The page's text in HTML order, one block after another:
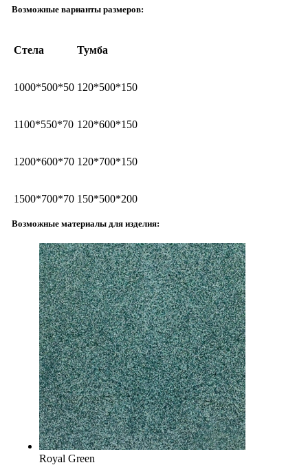
Возможные варианты размеров:
Стела Тумба
1000*500*50 120*500*150
1100*550*70 120*600*150
1200*600*70 120*700*150
1500*700*70 150*500*200
Возможные материалы для изделия:
Royal Green